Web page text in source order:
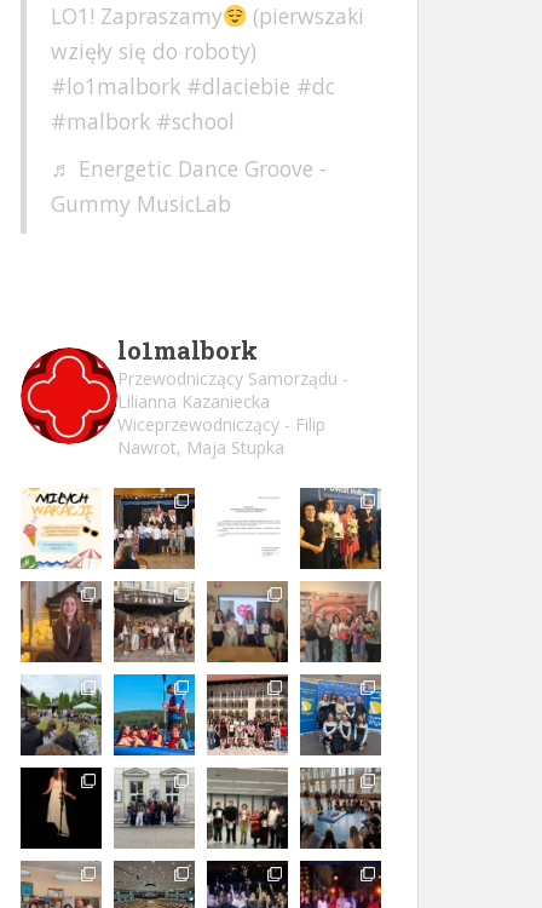
LO1! Zapraszamy
(pierwszaki
wzięły się do roboty)
#lo1malbork #dlaciebie #dc
#malbork #school
♬ Energetic Dance Groove -
Gummy MusicLab
lo1malbork
Przewodniczący Samorządu -
Lilianna Kazaniecka
Wiceprzewodniczący - Filip
Nawrot, Maja Stupka